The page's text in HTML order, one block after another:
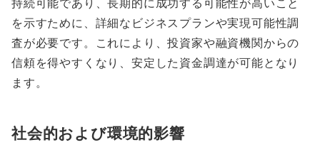
を示すために、詳細なビジネスプランや実現可能性調
査が必要です。これにより、投資家や融資機関からの
信頼を得やすくなり、安定した資金調達が可能となり
ます。
社会的および環境的影響